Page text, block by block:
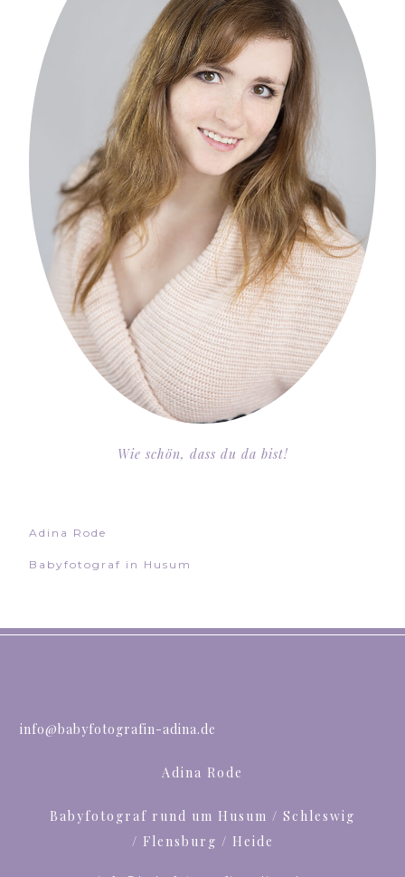
Wie schön, dass du da bist!
Adina Rode
Babyfotograf in Husum
info@babyfotografin-adina.de
Adina Rode
Babyfotograf rund um Husum / Schleswig
/ Flensburg / Heide